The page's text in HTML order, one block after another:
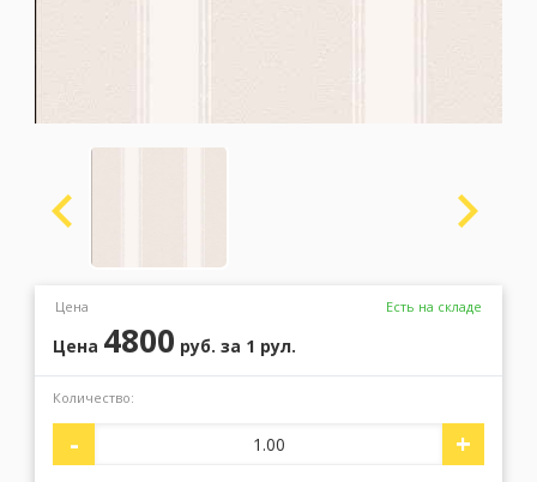
Заказать обратный звонок
Цена Есть на складе
Цена 4800 руб. за 1 рул.
Количество:
- +